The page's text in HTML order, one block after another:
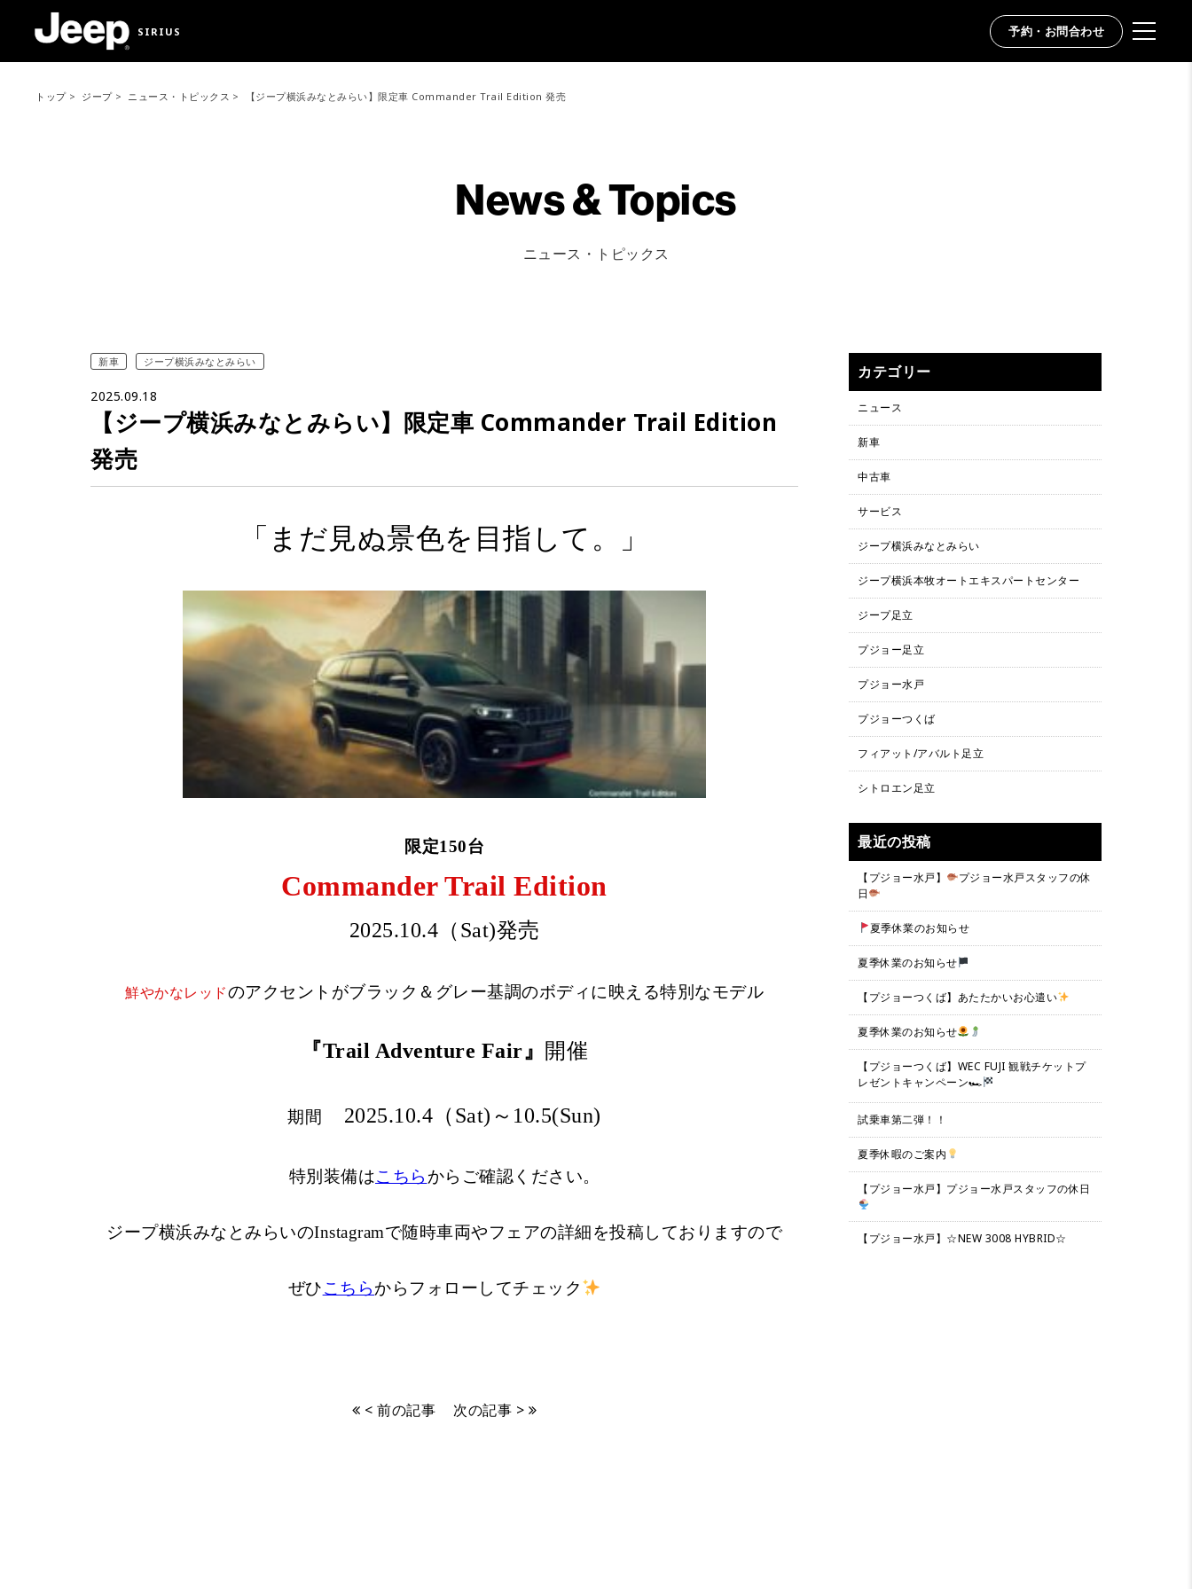
SIRIUS 予約・お問合わせ
トップ ジープ ニュース・トピックス 【ジープ横浜みなとみらい】限定車 Commander Trail Edition 発売
News & Topics
ニュース・トピックス
新車 ジープ横浜みなとみらい
2025.09.18
【ジープ横浜みなとみらい】限定車 Commander Trail Edition
発売
「まだ見ぬ景色を目指して。」
限定150台
Commander Trail Edition
2025.10.4（Sat)発売
鮮やかなレッドのアクセントがブラック＆グレー基調のボディに映える特別なモデル
『Trail Adventure Fair』 開催
期間 2025.10.4（Sat)～10.5(Sun)
特別装備はこちら からご確認ください。
ジープ横浜みなとみらいのInstagramで随時車両やフェアの詳細を投稿しておりますので
ぜひこちらからフォローしてチェック
< 前の記事 次の記事 >
カテゴリー
ニュース
新車
中古車
サービス
ジープ横浜みなとみらい
ジープ横浜本牧オートエキスパートセンター
ジープ足立
プジョー足立
プジョー水戸
プジョーつくば
フィアット/アバルト足立
シトロエン足立
最近の投稿
【プジョー水戸】
プジョー水戸スタッフの休
日
夏季休業のお知らせ
夏季休業のお知らせ
【プジョーつくば】あたたかいお心遣い
夏季休業のお知らせ
【プジョーつくば】WEC FUJI 観戦チケットプ
レゼントキャンペーン🏎
試乗車第二弾！！
夏季休暇のご案内
【プジョー水戸】プジョー水戸スタッフの休日
【プジョー水戸】☆NEW 3008 HYBRID☆